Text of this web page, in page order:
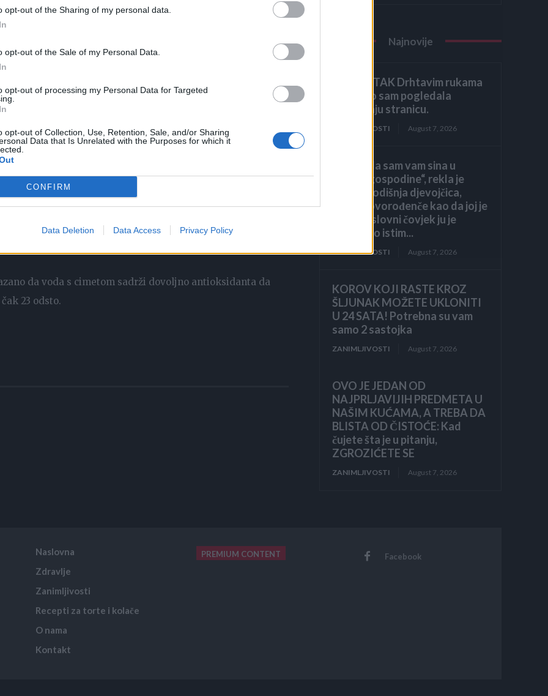
opt-out of the Sharing of my personal data.
opt-out of the Sale of my Personal Data.
opt-out of processing my Personal Data for Targeted
opt-out of Collection, Use, Retention, Sale, and/or Sharing
Data that Is Unrelated with the Purposes for which it
CONFIRM
Data Deletion Data Access Privacy Policy
su oni nakon uzimanja dodataka s cimetom imali više
bez obzira što su jeli masnu i tešku hranu.
Uz gore nabrojene koristi, tu se ubraja i smirenje probave i
nove građe, piše Dejli mejl.
Univerziteta Raš u Čikagu 2015. godine cimet je
u organizaciji i protoku informacija. U istraživanju piše
u kafu ili na pahuljice kako bi se poboljšalo
nivoa šećera u krvi i može da spriječi razne upale.
da voda s cimetom sadrži dovoljno antioksidanta da
23 odsto.
Najnovije
ZAVRŠETAK Drhtavim rukama
ponovno sam pogledala
posljednju stranicu.
ZANIMLJIVOSTI August 7, 2026
„Pronašla sam vam sina u
smeću, gospodine“, rekla je
sedmogodišnja djevojčica,
grleći novorođenče kao da joj je
brat. Poslovni čovjek ju je
pogledao istim...
ZANIMLJIVOSTI August 7, 2026
KOROV KOJI RASTE KROZ
ŠLJUNAK MOŽETE UKLONITI
U 24 SATA! Potrebna su vam
samo 2 sastojka
ZANIMLJIVOSTI August 7, 2026
OVO JE JEDAN OD
NAJPRLJAVIJIH PREDMETA U
NAŠIM KUĆAMA, A TREBA DA
BLISTA OD ČISTOĆE: Kad
čujete šta je u pitanju,
ZGROZIĆETE SE
ZANIMLJIVOSTI August 7, 2026
Naslovna
Zdravlje
Zanimljivosti
Recepti za torte i kolače
O nama
Kontakt
PREMIUM CONTENT Facebook